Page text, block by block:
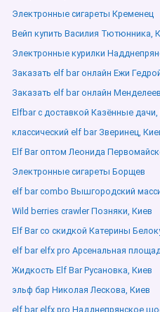
Электронные сигареты Кременец
Вейп купить Василия Тютюнника,
Электронные курилки
Заказать elf bar онлайн Ежи
Заказать elf bar онлайн
Elfbar с доставкой Казённые дачи,
классический elf bar Зверинец,
Elf Bar оптом Леонида
Электронные сигареты Борщев
elf bar combo Вышгородский
Wild berries crawler Позняки, Киев
Elf Bar со скидкой Катерины
elf bar elfx pro Арсенальная
Жидкость Elf Bar Русановка, Киев
эльф бар Николая Лескова, Киев
elf bar elfx pro Надднепрянское